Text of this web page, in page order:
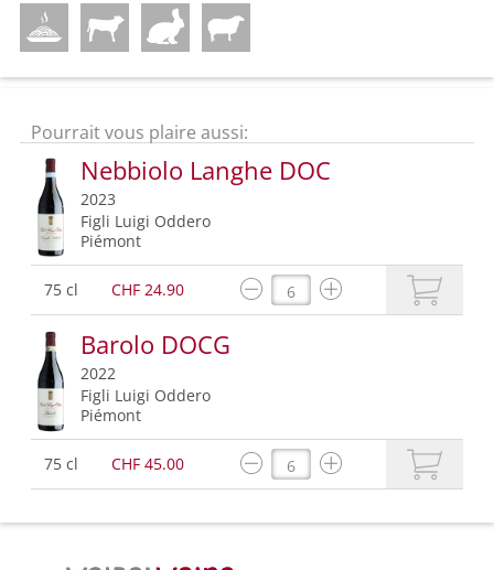
Pourrait vous plaire aussi:
Nebbiolo Langhe DOC
2023
Figli Luigi Oddero
Piémont
75 cl CHF 24.90
Barolo DOCG
2022
Figli Luigi Oddero
Piémont
75 cl CHF 45.00